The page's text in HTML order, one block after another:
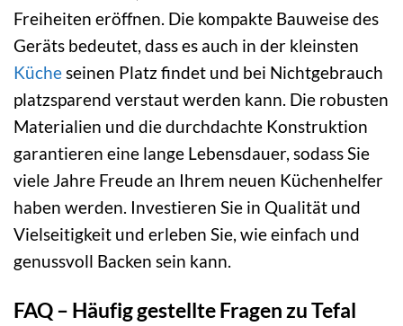
Freiheiten eröffnen. Die kompakte Bauweise des
Geräts bedeutet, dass es auch in der kleinsten
Kücheseinen Platz findet und bei Nichtgebrauch
platzsparend verstaut werden kann. Die robusten
Materialien und die durchdachte Konstruktion
garantieren eine lange Lebensdauer, sodass Sie
viele Jahre Freude an Ihrem neuen Küchenhelfer
haben werden. Investieren Sie in Qualität und
Vielseitigkeit und erleben Sie, wie einfach und
genussvoll Backen sein kann.
FAQ – Häufig gestellte Fragen zu Tefal